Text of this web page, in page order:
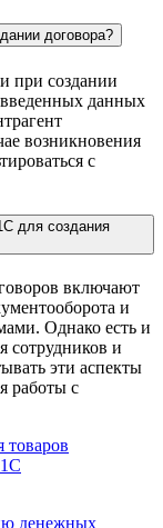
договора?
при создании
введенных данных
возникновения
с
для создания
включают
и
Однако есть и
сотрудников и
эти аспекты
работы с
товаров
денежных